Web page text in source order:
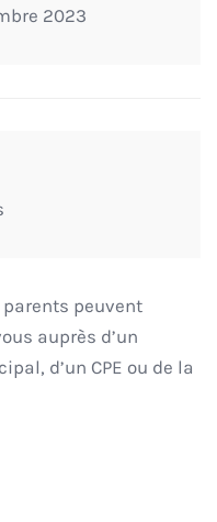
2023
parents peuvent
auprès d’un
d’un CPE ou de la